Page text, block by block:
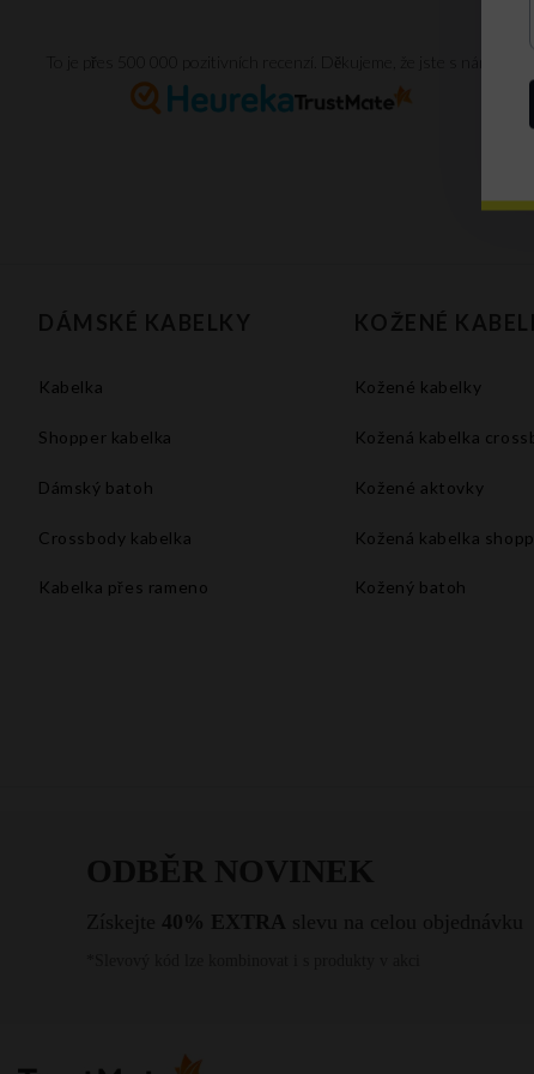
DÁMSKÉ KABELKY
Kabelka
Shopper kabelka
Dámský batoh
Crossbody kabelka
Kabelka přes rameno
KOŽENÉ
Kožené kabelky
Kožená kabelka
Kožené aktovky
Kožená kabelka
Kožený batoh